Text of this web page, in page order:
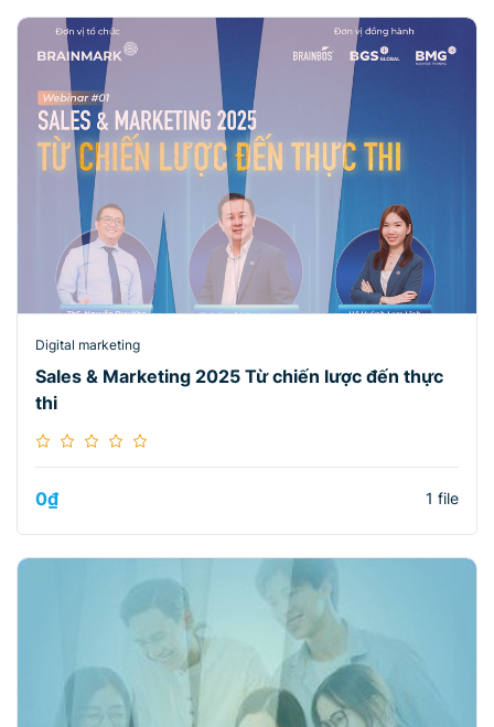
Digital marketing
Sales & Marketing 2025 Từ chiến lược đến thực
thi
0₫ 1 file